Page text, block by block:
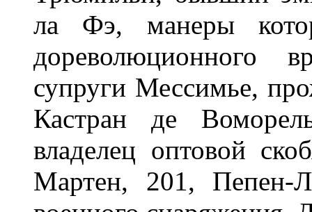
ла Фэ, манеры
дореволюционного
супруги Мессимье,
Кастран де
владелец оптовой
Мартен, 201, Пепен-